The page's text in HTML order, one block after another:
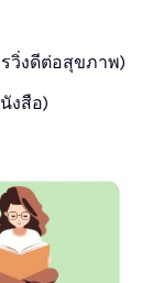
วิ่งดีต่อสุขภาพ)
งสือ)